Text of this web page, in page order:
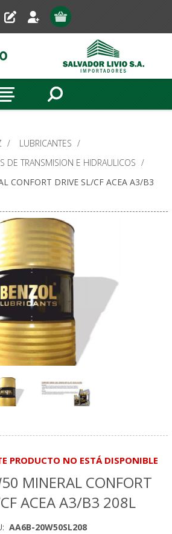
/ LUBRICANTES /
DE TRANSMISION E HIDRAULICOS /
CONFORT DRIVE SL/CF ACEA A3/B3
PRODUCTO NO ESTÁ DISPONIBLE
MINERAL CONFORT
ACEA A3/B3 208L
AA6B-20W50SL208